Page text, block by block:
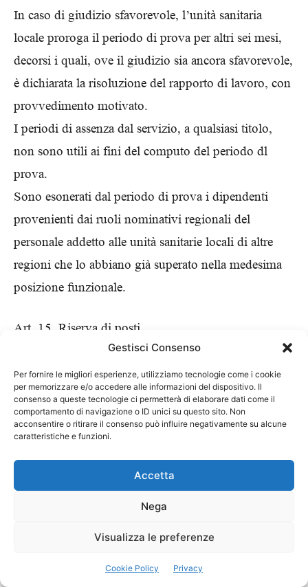
Gestisci Consenso
Per fornire le migliori esperienze, utilizziamo tecnologie come i cookie
per memorizzare e/o accedere alle informazioni del dispositivo. Il
consenso a queste tecnologie ci permetterà di elaborare dati come il
comportamento di navigazione o ID unici su questo sito. Non
acconsentire o ritirare il consenso può influire negativamente su alcune
caratteristiche e funzioni.
Accetta
Nega
Visualizza le preferenze
Cookie Policy Privacy
In caso di giudizio sfavorevole, l’unità sanitaria
locale proroga il periodo di prova per altri sei mesi,
decorsi i quali, ove il giudizio sia ancora sfavorevole,
è dichiarata la risoluzione del rapporto di lavoro, con
provvedimento motivato.
I periodi di assenza dal servizio, a qualsiasi titolo,
non sono utili ai fini del computo del periodo dl
prova.
Sono esonerati dal periodo di prova i dipendenti
provenienti dai ruoli nominativi regionali del
personale addetto alle unità sanitarie locali di altre
regioni che lo abbiano già superato nella medesima
posizione funzionale.
Art. 15. Riserva di posti
La regione, al personale già in servizio a rapporto di
impiego continuativo presso le strutture private
convenzionate che cessino il rapporto convenzionale,
può riservare, nelle assunzioni per chiamata e nei
pubbilici concorsi banditi entro due anni dalla data di
cessazione del rapporto convenzionale, una aliquota
dei posti vacanti messi a concorso nelle posizioni